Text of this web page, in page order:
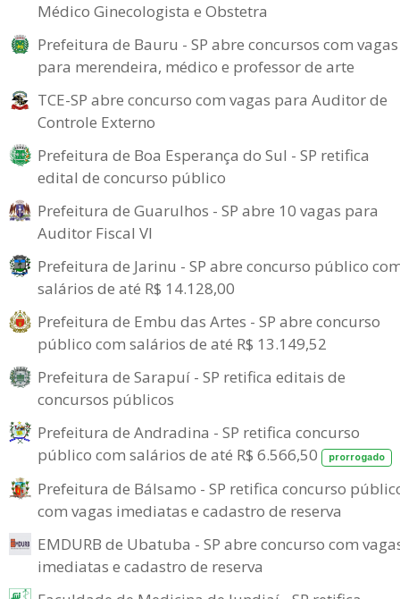
Médico Ginecologista e Obstetra
Prefeitura de Bauru - SP abre concursos com vagas
para merendeira, médico e professor de arte
TCE-SP abre concurso com vagas para Auditor de
Controle Externo
Prefeitura de Boa Esperança do Sul - SP retifica
edital de concurso público
Prefeitura de Guarulhos - SP abre 10 vagas para
Auditor Fiscal VI
Prefeitura de Jarinu - SP abre concurso público
salários de até R$ 14.128,00
Prefeitura de Embu das Artes - SP abre concurso
público com salários de até R$ 13.149,52
Prefeitura de Sarapuí - SP retifica editais de
concursos públicos
Prefeitura de Andradina - SP retifica concurso
público com salários de até R$ 6.566,50
prorrogado
Prefeitura de Bálsamo - SP retifica concurso
com vagas imediatas e cadastro de reserva
EMDURB de Ubatuba - SP abre concurso com
imediatas e cadastro de reserva